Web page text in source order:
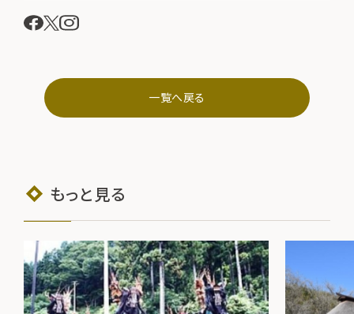
一覧へ戻る
もっと見る